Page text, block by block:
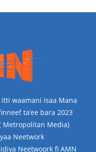
waamani isaa Mana
ta’ee bara 2023
Metropolitan Media)
Neetwork
Neetwoork fi AMN